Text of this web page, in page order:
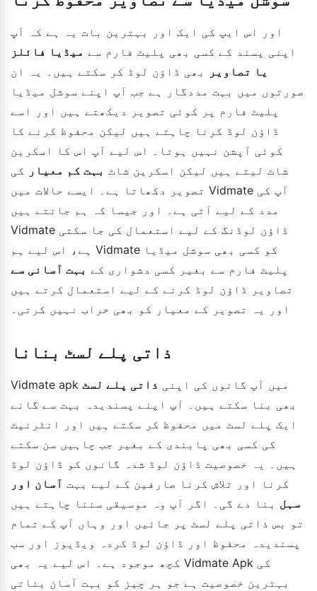
اور اس ایپ کی ایک اور بہترین بات یہ ہے کہ آپ
اپنی پسند کے کسی بھی پلیٹ فارم سے میڈیا فائلز
یا تصاویر
بھی ڈاؤن لوڈ کر سکتے ہیں۔ یہ ان
صورتوں میں بہت مددگار ہے جب آپ اپنے سوشل میڈیا
پلیٹ فارم پر کوئی تصویر دیکھتے ہیں اور اسے
ڈاؤن لوڈ کرنا چاہتے ہیں لیکن محفوظ کرنے کا
کوئی آپشن نہیں ہوتا۔ اس لیے آپ اس کا اسکرین
شاٹ لیتے ہیں لیکن اسکرین شاٹ بہت کم معیار کی
تصویر دکھاتا ہے۔ ایسے حالات میں Vidmate آپ کی
مدد کے لیے آتی ہے۔ اور جیسا کہ ہم جانتے ہیں
Vidmate ڈاؤن لوڈنگ کے لیے استعمال کی جا سکتی
ہے، اس لیے ہم Vidmate کو کسی بھی سوشل میڈیا
پلیٹ فارم سے بغیر کسی دشواری کے بہت آسانی سے
تصاویر ڈاؤن لوڈ کرنے کے لیے استعمال کرتے ہیں
اور یہ تصویر کے معیار کو بھی خراب نہیں کرتی۔
ذاتی پلے لسٹ بنانا
Vidmate apk میں آپ گانوں کی اپنی ذاتی پلے لسٹ
بھی بنا سکتے ہیں۔ آپ اپنے پسندیدہ بہت سے گانے
ایک پلے لسٹ میں محفوظ کر سکتے ہیں اور انٹرنیٹ
کی کسی بھی پابندی کے بغیر جب چاہیں سن سکتے
ہیں۔ یہ خصوصیت ڈاؤن لوڈ شدہ گانوں کو ڈاؤن لوڈ
کرنا اور تلاش کرنا صارفین کے لیے بہت آسان اور
سہل بنا دے گی۔ اگر آپ وہ موسیقی سننا چاہتے ہیں
تو بس ذاتی پلے لسٹ پر جائیں اور وہاں آپ کے تمام
پسندیدہ محفوظ اور ڈاؤن لوڈ کردہ ویڈیوز اور سب
کچھ موجود ہے۔ اس لیے یہ بھی Vidmate Apk کی
بہترین خصوصیت ہے جو ہر چیز کو بہت آسان بناتی